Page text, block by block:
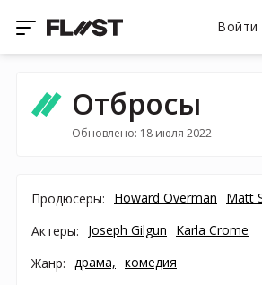
Войти
Отбросы
Обновлено: 18 июля 2022
Продюсеры: Howard Overman
Matt
Актеры:
Joseph Gilgun
Karla Crome
Жанр:
драма, комедия